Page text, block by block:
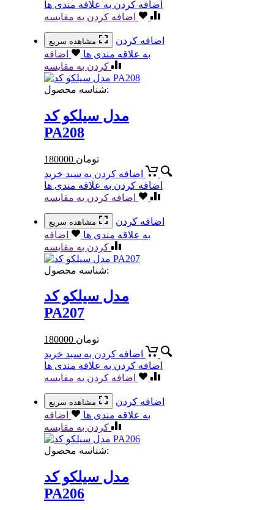
اضافه کردن به علاقه مندی ها
اضافه کردن به مقایسه
مشاهده سریع
اضافه کردن
به علاقه مندی ها
اضافه
کردن به مقایسه
شناسه محصول:
مدل سیلکو کد
PA208
180000 تومان
اضافه کردن به سبد خرید
اضافه کردن به علاقه مندی ها
اضافه کردن به مقایسه
مشاهده سریع
اضافه کردن
به علاقه مندی ها
اضافه
کردن به مقایسه
شناسه محصول:
مدل سیلکو کد
PA207
180000 تومان
اضافه کردن به سبد خرید
اضافه کردن به علاقه مندی ها
اضافه کردن به مقایسه
مشاهده سریع
اضافه کردن
به علاقه مندی ها
اضافه
کردن به مقایسه
شناسه محصول:
مدل سیلکو کد
PA206